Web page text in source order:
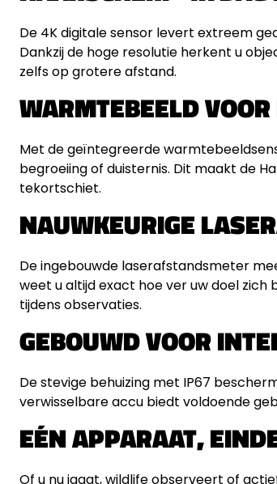
De 4K digitale sensor levert extreem
Dankzij de hoge resolutie herkent u
zelfs op grotere afstand.
WARMTEBEELD
Met de geïntegreerde
begroeiing of duisternis. Dit maakt de
tekortschiet.
NAUWKEURIGE
De ingebouwde laserafstandsmeter
weet u altijd exact hoe ver uw doel
tijdens observaties.
GEBOUWD VOOR
De stevige behuizing met IP67
verwisselbare accu biedt voldoende
EÉN APPARAAT,
Of u nu jaagt, wildlife observeert of